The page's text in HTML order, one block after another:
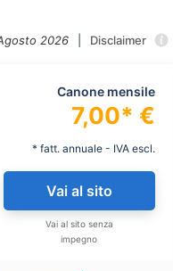
Disclaimer
2026
Canone mensile
7,00* €
* fatt. annuale - IVA escl.
Vai al sito
Vai al sito senza
impegno